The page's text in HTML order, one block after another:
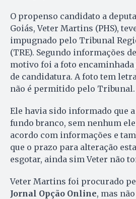
O propenso candidato a
Goiás, Veter Martins (PHS),
impugnado pelo Tribunal
(TRE). Segundo informações
motivo foi a foto
de candidatura. A foto tem
não é permitido pelo Tribunal.
Ele havia sido informado que
fundo branco, sem nenhum
acordo com informações e
que o prazo para alteração
esgotar, ainda sim Veter não
Veter Martins foi procurado
Jornal Opção Online, mas